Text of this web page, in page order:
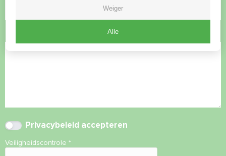
Privacybeleid accepteren
Veiligheidscontrole *
Weiger
Alle